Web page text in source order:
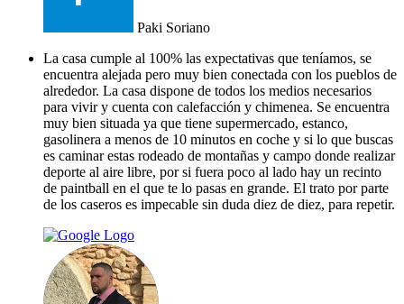
Paki Soriano
La casa cumple al 100% las expectativas que teníamos, se
encuentra alejada pero muy bien conectada con los pueblos de
alrededor. La casa dispone de todos los medios necesarios
para vivir y cuenta con calefacción y chimenea. Se encuentra
muy bien situada ya que tiene supermercado, estanco,
gasolinera a menos de 10 minutos en coche y si lo que buscas
es caminar estas rodeado de montañas y campo donde realizar
deporte al aire libre, por si fuera poco al lado hay un recinto
de paintball en el que te lo pasas en grande. El trato por parte
de los caseros es impecable sin duda diez de diez, para repetir.